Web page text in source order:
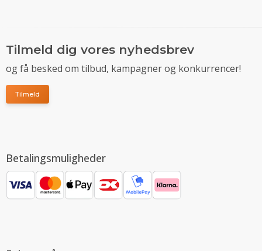
Tilmeld dig vores nyhedsbrev
og få besked om tilbud, kampagner og konkurrencer!
Tilmeld
Betalingsmuligheder